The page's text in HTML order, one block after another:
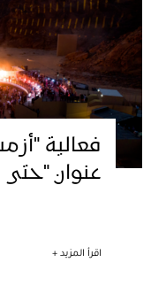
فعالية
عنوان
اقرأ المزيد +